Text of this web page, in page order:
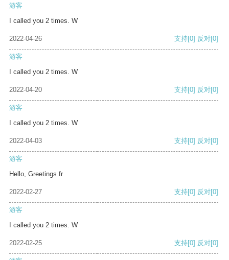
游客
I called you 2 times. W
2022-04-26 支持[0] 反对[0]
游客
I called you 2 times. W
2022-04-20 支持[0] 反对[0]
游客
I called you 2 times. W
2022-04-03 支持[0] 反对[0]
游客
Hello, Greetings fr
2022-02-27 支持[0] 反对[0]
游客
I called you 2 times. W
2022-02-25 支持[0] 反对[0]